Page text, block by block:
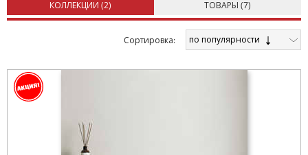
КОЛЛЕКЦИИ (2) ТОВАРЫ (7)
Cортировка: по популярности